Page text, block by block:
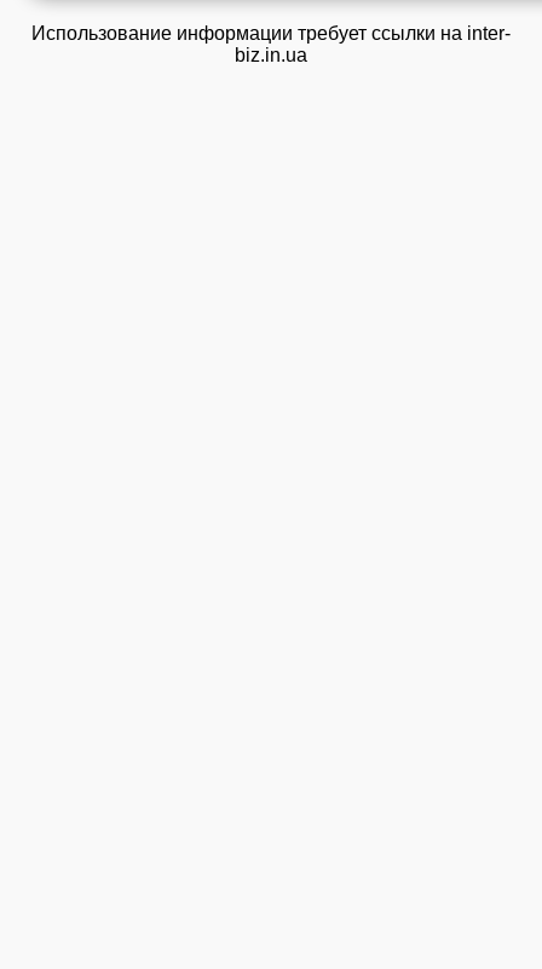
Использование информации требует ссылки на inter-
biz.in.ua